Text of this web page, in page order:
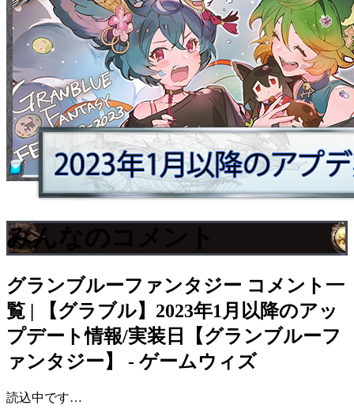
みんなのコメント
グランブルーファンタジー コメント一
覧 | 【グラブル】2023年1月以降のアッ
プデート情報/実装日【グランブルーフ
ァンタジー】 - ゲームウィズ
読込中です…